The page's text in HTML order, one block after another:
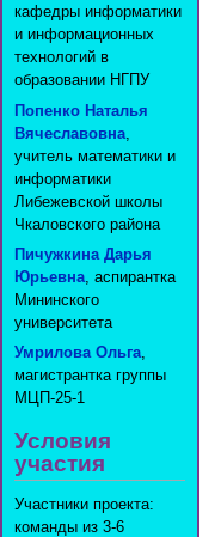
кафедры информатики
и информационных
технологий в
образовании НГПУ
Попенко Наталья
Вячеславовна
учитель математики и
информатики
Либежевской школы
Чкаловского района
Пичужкина Дарья
Юрьевна, аспирантка
Мининского
университета
Умрилова Ольга,
магистрантка группы
МЦП-25-1
Условия
участия
Участники проекта:
команды из 3-6